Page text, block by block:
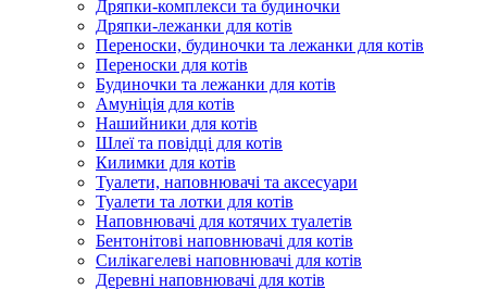
Дряпки-комплекси та будиночки
Дряпки-лежанки для котів
Переноски, будиночки та лежанки для котів
Переноски для котів
Будиночки та лежанки для котів
Амуніція для котів
Нашийники для котів
Шлеї та повідці для котів
Килимки для котів
Туалети, наповнювачі та аксесуари
Туалети та лотки для котів
Наповнювачі для котячих туалетів
Бентонітові наповнювачі для котів
Силікагелеві наповнювачі для котів
Деревні наповнювачі для котів